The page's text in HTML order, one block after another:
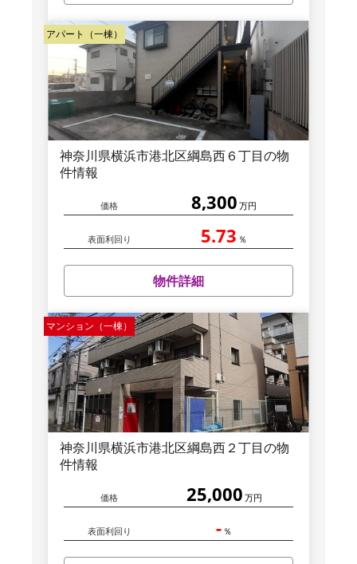
アパート（一棟）
神奈川県横浜市港北区綱島西６丁目の物
件情報
価格 8,300 万円
表面利回り 5.73 ％
物件詳細
マンション（一棟）
神奈川県横浜市港北区綱島西２丁目の物
件情報
価格 25,000 万円
表面利回り - ％